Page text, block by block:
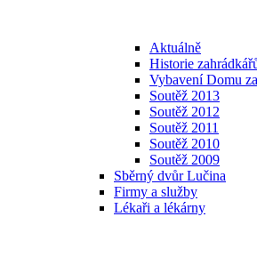
Aktuálně
Historie
Vybavení Domu
Soutěž 2013
Soutěž 2012
Soutěž 2011
Soutěž 2010
Soutěž 2009
Sběrný dvůr Lučina
Firmy a služby
Lékaři a lékárny